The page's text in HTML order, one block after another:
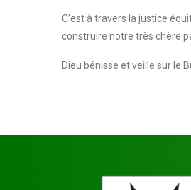
C’est à travers la justice
construire notre très chère
Dieu bénisse et veille sur le